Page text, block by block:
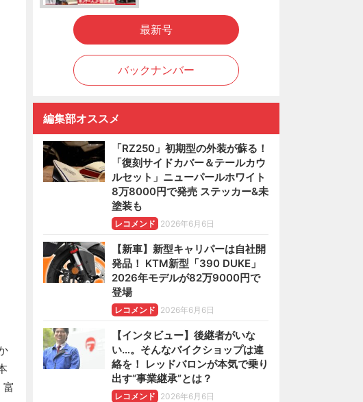
最新号
バックナンバー
編集部オススメ
「RZ250」初期型の外装が蘇る！
「復刻サイドカバー＆テールカウ
ルセット」ニューパールホワイト
8万8000円で発売 ステッカー&未
塗装も
レコメンド 2026年6月6日
【新車】新型キャリパーは自社開
発品！ KTM新型「390 DUKE」
2026年モデルが82万9000円で
登場
レコメンド 2026年6月6日
【インタビュー】後継者がいな
い…。そんなバイクショップは連
絡を！ レッドバロンが本気で乗り
出す“事業継承”とは？
レコメンド 2026年6月6日